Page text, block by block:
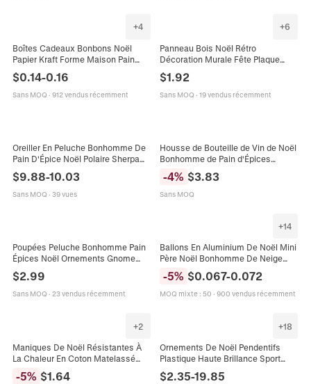
+4
Boîtes Cadeaux Bonbons Noël
Papier Kraft Forme Maison Pain
Fête Vacances
$0.14-0.16
Sans MOQ · 912 vendus récemment
+6
Panneau Bois Noël Rétro
Décoration Murale Fête Plaque
Renne Boulangerie Pain Épice
Slogan
$1.92
Sans MOQ · 19 vendus récemment
Oreiller En Peluche Bonhomme De
Pain D'Épice Noël Polaire Sherpa
Jouet Rembourré Doux Coussin
Décoratif Pour Maison Fête Cadeau
$9.88-10.03
Sans MOQ · 39 vues
Housse de Bouteille de Vin de Noël
Bonhomme de Pain d'Épices
Peluche Toque de Chef Décoration
Créative de Table de Fête
-4% $3.83
Sans MOQ
Poupées Peluche Bonhomme Pain
Épices Noël Ornements Gnome
Polyester Résine Écharpe Carreaux
Rouge Décor Fête Vacances
$2.99
Sans MOQ · 23 vendus récemment
+14
Ballons En Aluminium De Noël Mini
Père Noël Bonhomme De Neige
Élan Pour Décoration De Fête De
Noël
-5% $0.067-0.072
MOQ mixte: 50 · 900 vendus récemment
+2
Maniques De Noël Résistantes À
La Chaleur En Coton Matelassé
Pâtisserie Bonhomme De Pain
-5% $1.64
+18
Ornements De Noël Pendentifs
Plastique Haute Brillance Sport
Bonhomme Pain Épice Décor
$2.35-19.85